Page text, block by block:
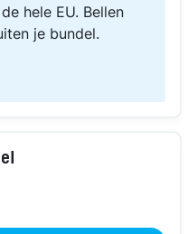
hele EU. Bellen
je bundel.